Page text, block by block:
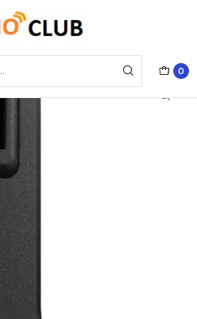
0
litio Slimline IMPRES de 2200 mAh
con iva incluido